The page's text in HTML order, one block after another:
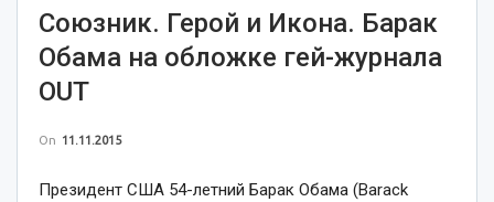
Союзник. Герой и Икона. Барак
Обама на обложке гей-журнала
OUT
On 11.11.2015
Президент США 54-летний Барак Обама (Barack